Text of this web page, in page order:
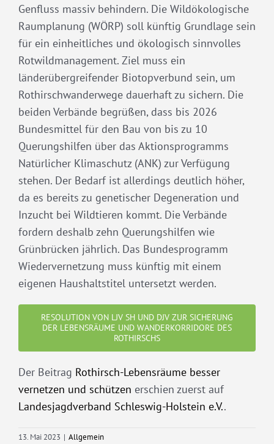
Genfluss massiv behindern. Die Wildökologische
Raumplanung (WÖRP) soll künftig Grundlage sein
für ein einheitliches und ökologisch sinnvolles
Rotwildmanagement. Ziel muss ein
länderübergreifender Biotopverbund sein, um
Rothirschwanderwege dauerhaft zu sichern. Die
beiden Verbände begrüßen, dass bis 2026
Bundesmittel für den Bau von bis zu 10
Querungshilfen über das Aktionsprogramms
Natürlicher Klimaschutz (ANK) zur Verfügung
stehen. Der Bedarf ist allerdings deutlich höher,
da es bereits zu genetischer Degeneration und
Inzucht bei Wildtieren kommt. Die Verbände
fordern deshalb zehn Querungshilfen wie
Grünbrücken jährlich. Das Bundesprogramm
Wiedervernetzung muss künftig mit einem
eigenen Haushaltstitel untersetzt werden.
RESOLUTION VON LJV SH UND DJV ZUR SICHERUNG
DER LEBENSRÄUME UND WANDERKORRIDORE DES
ROTHIRSCHS
Der Beitrag Rothirsch-Lebensräume besser
vernetzen und schützen erschien zuerst auf
Landesjagdverband Schleswig-Holstein e.V..
13. Mai 2023 | Allgemein